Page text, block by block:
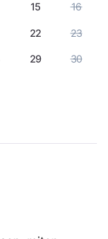
15 16
22 23
29 30